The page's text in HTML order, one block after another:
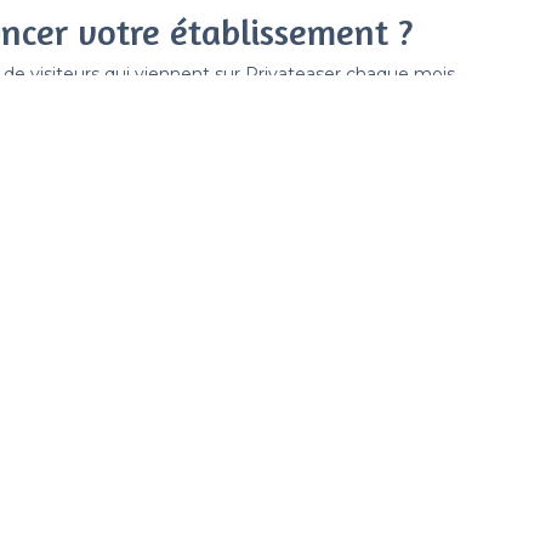
votre établissement ?
visiteurs qui viennent sur Privateaser chaque mois.